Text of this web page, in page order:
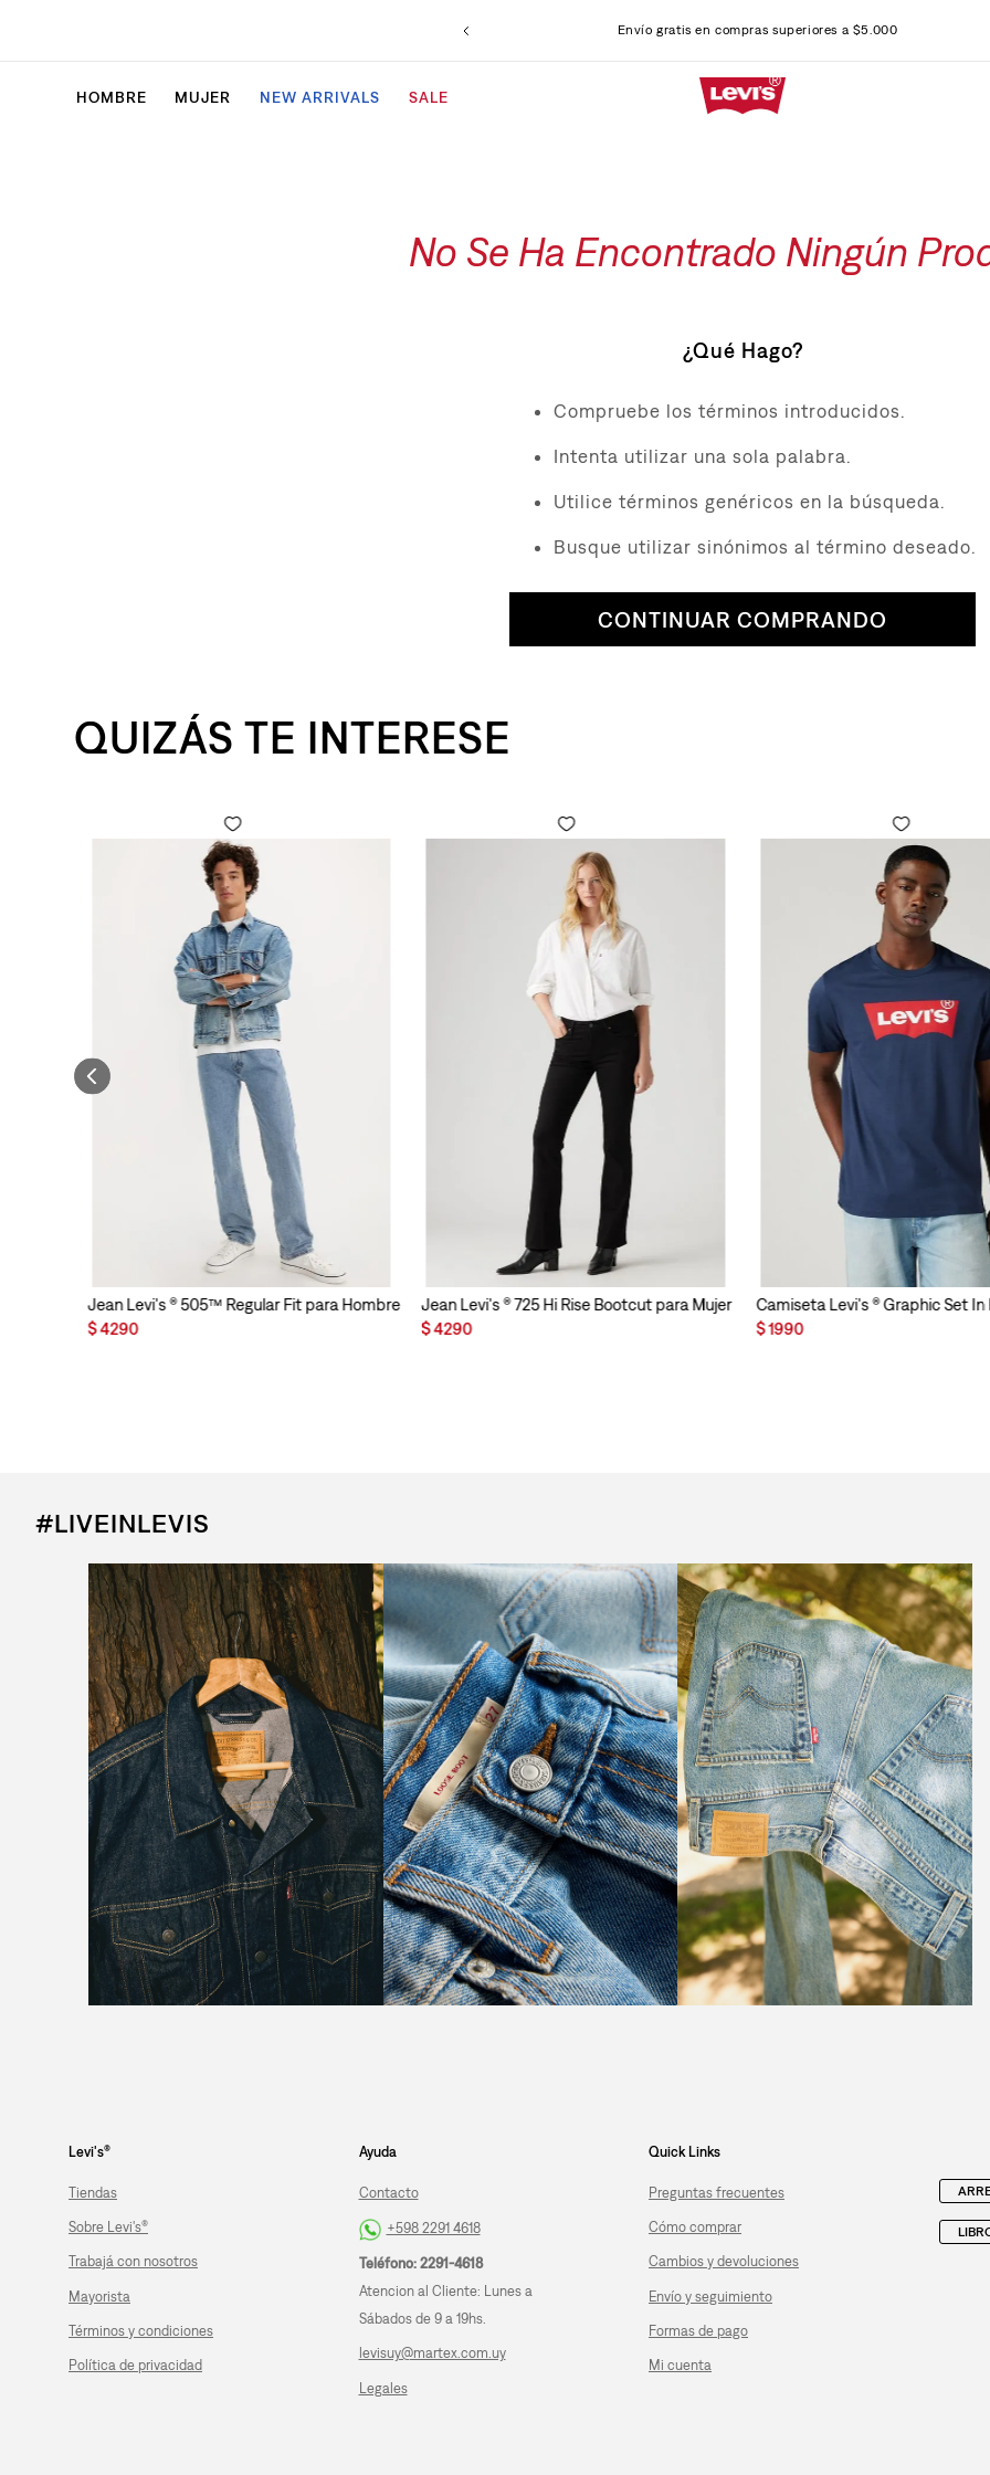
Envío gratis en compras superiores a $5.000
HOMBRE MUJER NEW ARRIVALS SALE
No Se Ha Encontrado Ningún
¿Qué Hago?
Compruebe los términos introducidos.
Intenta utilizar una sola palabra.
Utilice términos genéricos en la búsqueda.
Busque utilizar sinónimos al término deseado.
CONTINUAR COMPRANDO
QUIZÁS TE INTERESE
Jean Levi's ® 505™ Regular Fit para Hombre
$4290
Jean Levi's ® 725 Hi Rise Bootcut para Mujer
$4290
Camiseta Levi's ® Graphic Set
$1990
#LIVEINLEVIS
Levi's®
Tiendas
Sobre Levi's®
Trabajá con nosotros
Mayorista
Términos y condiciones
Política de privacidad
Ayuda
Contacto
+598 2291 4618
Teléfono: 2291-4618
Atencion al Cliente: Lunes a
Sábados de 9 a 19hs.
levisuy@martex.com.uy
Legales
Quick Links
Preguntas frecuentes
Cómo comprar
Cambios y devoluciones
Envío y seguimiento
Formas de pago
Mi cuenta